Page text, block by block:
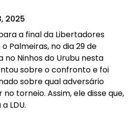
2025
a final da Libertadores
Palmeiras, no dia 29 de
no Ninhos do Urubu nesta
sobre o confronto e foi
sobre qual adversário
torneio. Assim, ele disse que,
LDU.